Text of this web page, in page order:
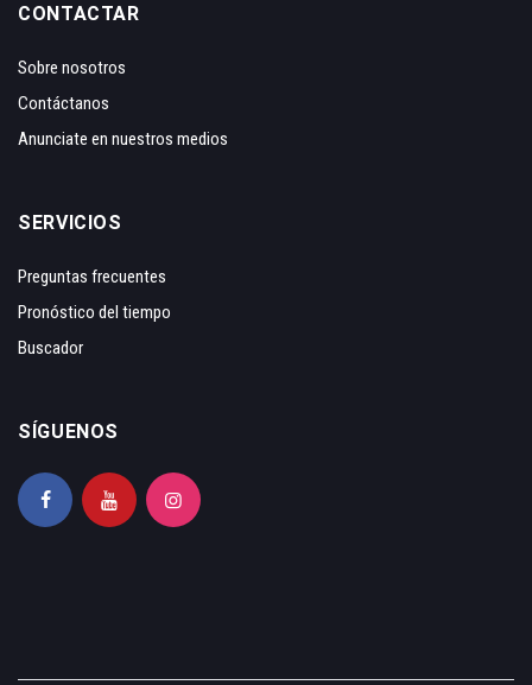
CONTACTAR
Sobre nosotros
Contáctanos
Anunciate en nuestros medios
SERVICIOS
Preguntas frecuentes
Pronóstico del tiempo
Buscador
SÍGUENOS